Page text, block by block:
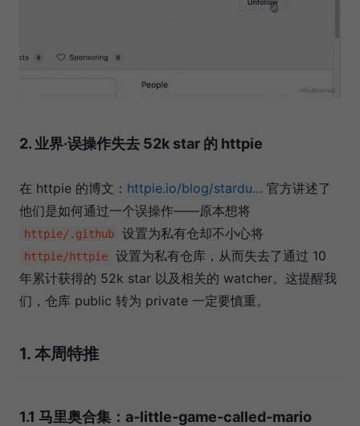
2. 业界·误操作失去 52k star 的 httpie
在 httpie 的博文： httpie.io/blog/stardu… 官方讲述了
他们是如何通过一个误操作——原本想将
httpie/.github 设置为私有仓却不小心将
httpie/httpie
设置为私有仓库，从而失去了通过 10
年累计获得的 52k star 以及相关的 watcher。这提醒我
们，仓库 public 转为 private 一定要慎重。
1. 本周特推
1.1 马里奥合集：a-little-game-called-mario